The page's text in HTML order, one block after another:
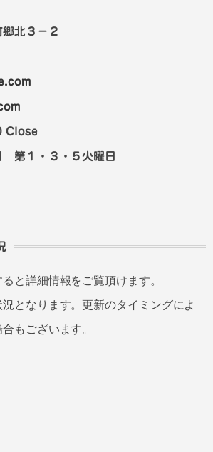
北３－２
Close
第１・３・５火曜日
と詳細情報をご覧頂けます。
となります。更新のタイミングによ
もございます。